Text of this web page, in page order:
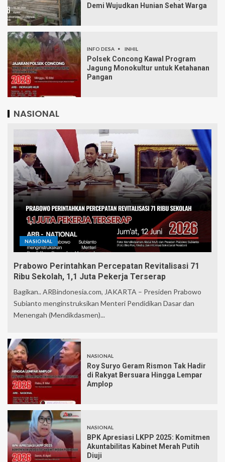
Demi Wujudkan Hunian Sehat Warga
INFO DESA INHIL
Polsek Concong Kawal Program
Jagung Monokultur untuk Ketahanan
Pangan
NASIONAL
NASIONAL
Prabowo Perintahkan Percepatan Revitalisasi 71
Ribu Sekolah, 1,1 Juta Pekerja Terserap
Bagikan.. ARBindonesia.com, JAKARTA – Presiden Prabowo
Subianto menginstruksikan Menteri Pendidikan Dasar dan
Menengah (Mendikdasmen)...
NASIONAL
Roy Suryo Geram Rismon Tak Hadir
di Rakyat Bersuara Hingga Lempar
Amplop
NASIONAL
BPK Apresiasi LKPP 2025: Komitmen
Akuntabilitas Kabinet Merah Putih
Diuji